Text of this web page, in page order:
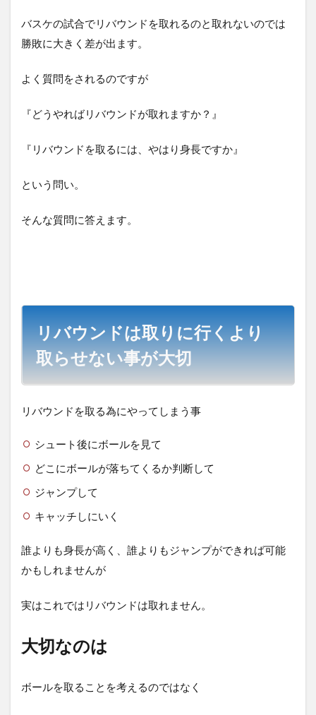
バスケの試合でリバウンドを取れるのと取れないのでは
勝敗に大きく差が出ます。
よく質問をされるのですが
『どうやればリバウンドが取れますか？』
『リバウンドを取るには、やはり身長ですか』
という問い。
そんな質問に答えます。
リバウンドは取りに行くより
取らせない事が大切
リバウンドを取る為にやってしまう事
シュート後にボールを見て
どこにボールが落ちてくるか判断して
ジャンプして
キャッチしにいく
誰よりも身長が高く、誰よりもジャンプができれば可能
かもしれませんが
実はこれではリバウンドは取れません。
大切なのは
ボールを取ることを考えるのではなく